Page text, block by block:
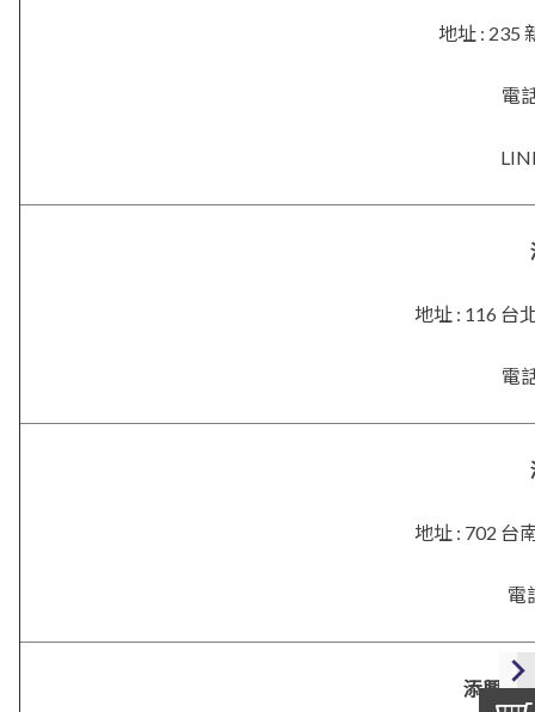
地址 : 235
電
地址 : 116 台
電
地址 : 702 台
電
添興．